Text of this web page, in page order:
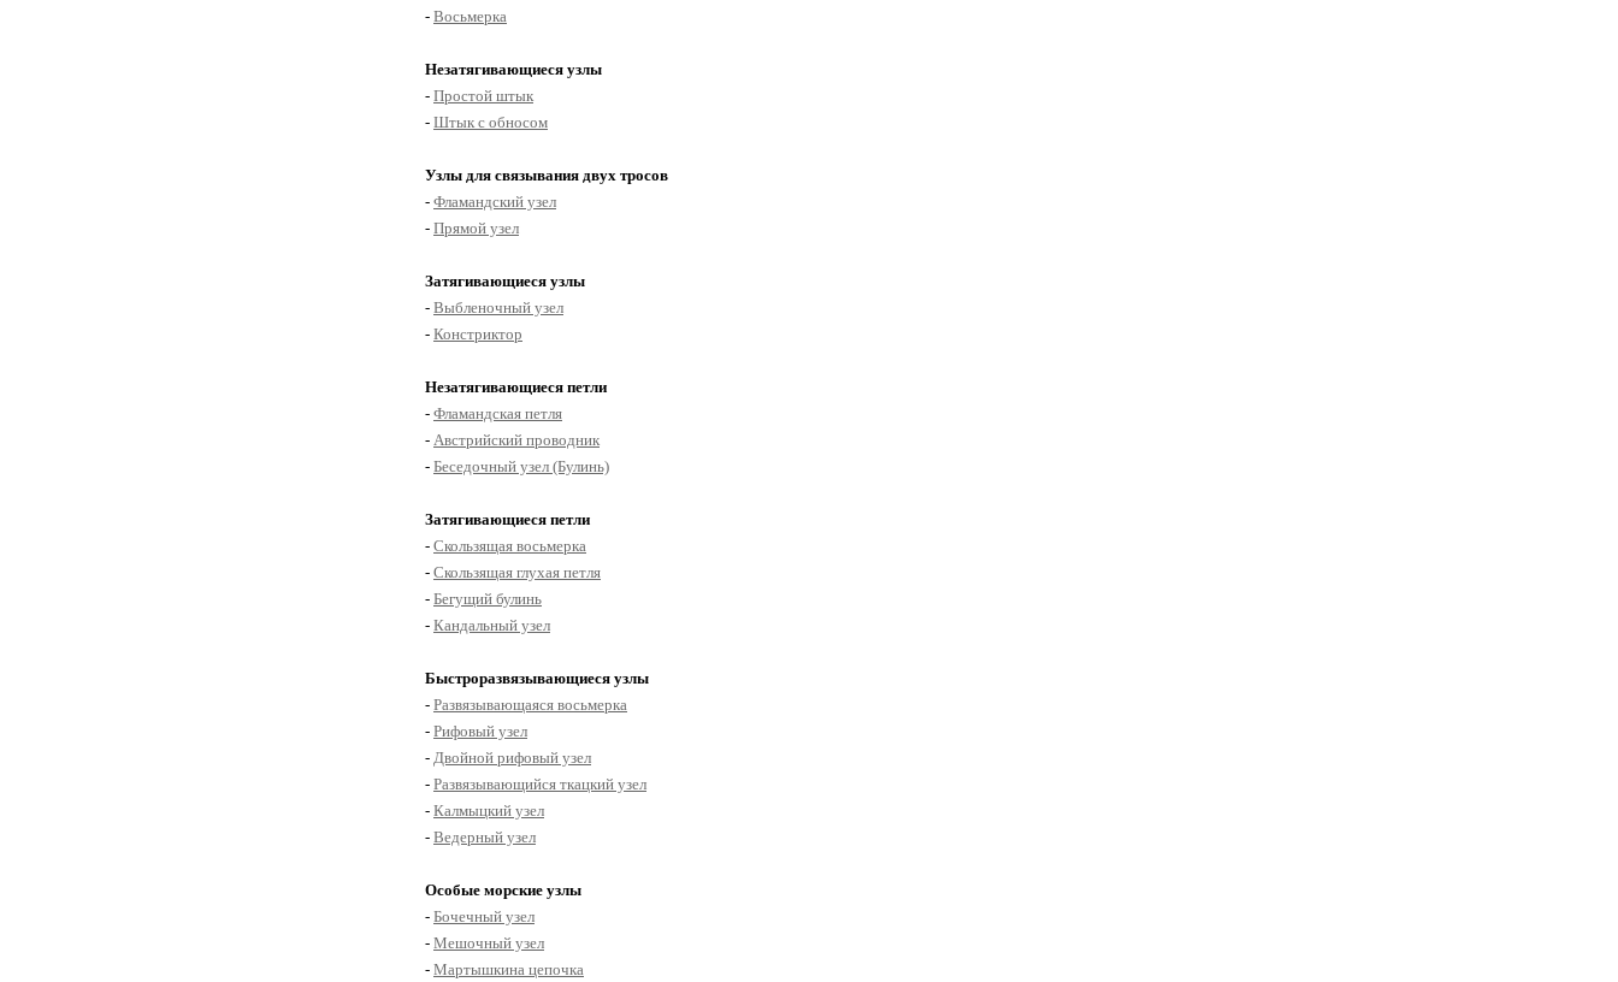
- Восьмерка
Незатягивающиеся узлы
- Простой штык
- Штык с обносом
Узлы для связывания двух тросов
- Фламандский узел
- Прямой узел
Затягивающиеся узлы
- Выбленочный узел
- Констриктор
Незатягивающиеся петли
- Фламандская петля
- Австрийский проводник
- Беседочный узел (Булинь)
Затягивающиеся петли
- Скользящая восьмерка
- Скользящая глухая петля
- Бегущий булинь
- Кандальный узел
Быстроразвязывающиеся узлы
- Развязывающаяся восьмерка
- Рифовый узел
- Двойной рифовый узел
- Развязывающийся ткацкий узел
- Калмыцкий узел
- Ведерный узел
Особые морские узлы
- Бочечный узел
- Мешочный узел
- Мартышкина цепочка